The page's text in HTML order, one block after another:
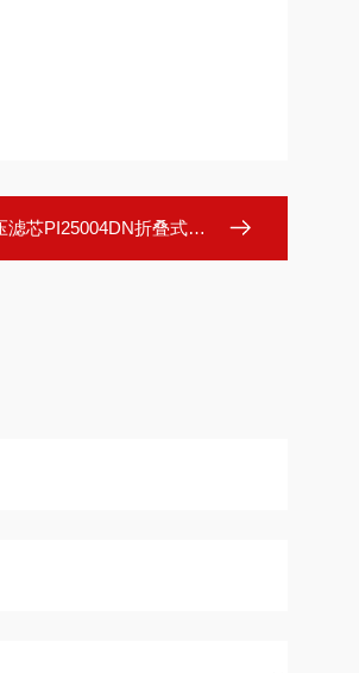
芯PI25004DN折叠式滤层